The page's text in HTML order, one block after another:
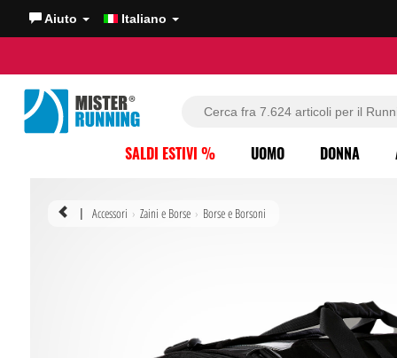
Aiuto Italiano
SALDI ESTIVI % UOMO DONNA
| Accessori Zaini e Borse Borse e Borsoni